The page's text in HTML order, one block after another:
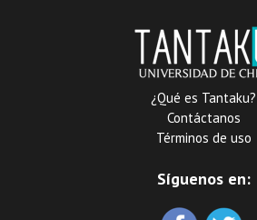
¿Qué es Tantaku?
Contáctanos
Términos de uso
Síguenos en: